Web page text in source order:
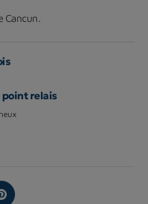
Cancun.
point relais